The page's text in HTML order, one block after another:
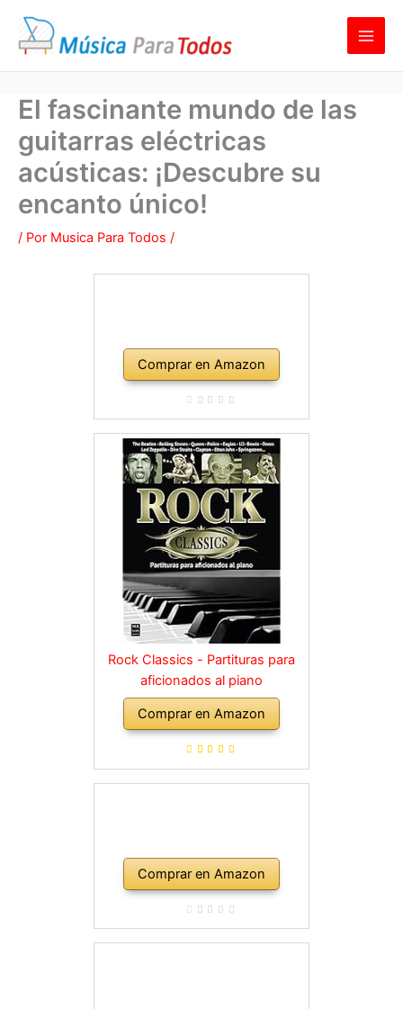
contenido
El fascinante mundo de las
guitarras eléctricas
acústicas: ¡Descubre su
encanto único!
/ Por Musica Para Todos /
Comprar en Amazon
Rock Classics - Partituras para
aficionados al piano
Comprar en Amazon
Comprar en Amazon